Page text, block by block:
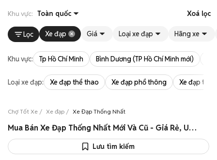
Khu vực: Toàn quốc Xoá lọc
Lọc Xe đạp Giá Loại xe đạp Hãng xe
Khu vực: Tp Hồ Chí Minh Bình Dương (TP Hồ Chí Minh mới)
Loại xe đạp: Xe đạp thể thao Xe đạp phổ thông Xe đạp trẻ
Chợ Tốt Xe Xe đạp Xe Đạp Thống Nhất
Mua Bán Xe Đạp Thống Nhất Mới Và Cũ - Giá Rẻ, Uy Tín, Chất Lượng
Lưu tìm kiếm